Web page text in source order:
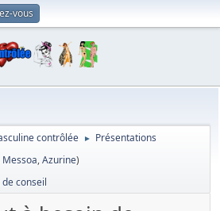
vous
contrôlée ► Présentations
Messoa,Azurine)
conseil